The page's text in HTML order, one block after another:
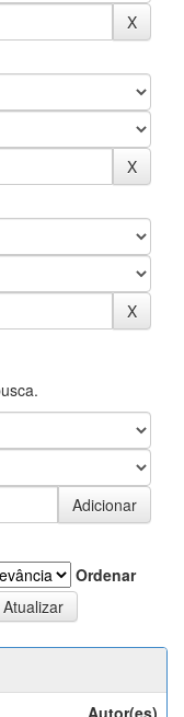
Ordenar
Autor(es)